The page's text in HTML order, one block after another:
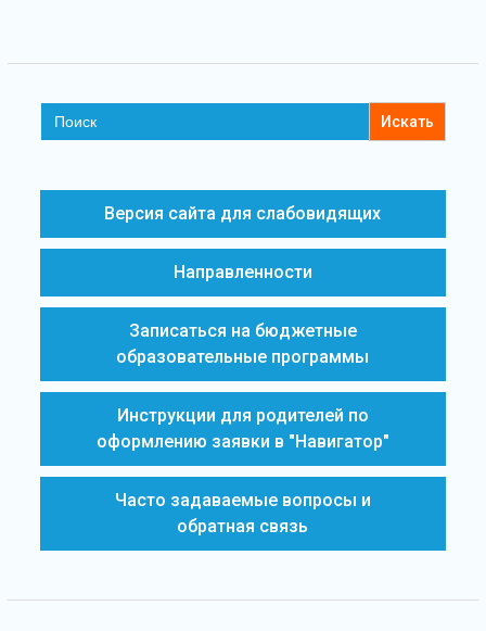
Search
for:
Версия сайта для слабовидящих
Направленности
Записаться на бюджетные
образовательные программы
Инструкции для родителей по
оформлению заявки в "Навигатор"
Часто задаваемые вопросы и
обратная связь